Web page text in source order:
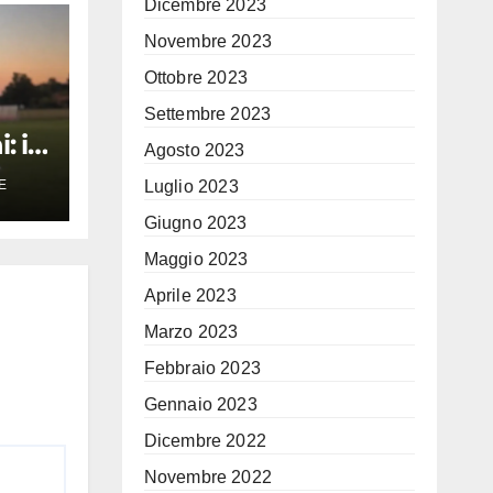
il
Dicembre 2023
Novembre 2023
Ottobre 2023
Settembre 2023
Agosto 2023
Luglio 2023
Giugno 2023
Maggio 2023
Aprile 2023
Marzo 2023
Febbraio 2023
Gennaio 2023
Dicembre 2022
Novembre 2022